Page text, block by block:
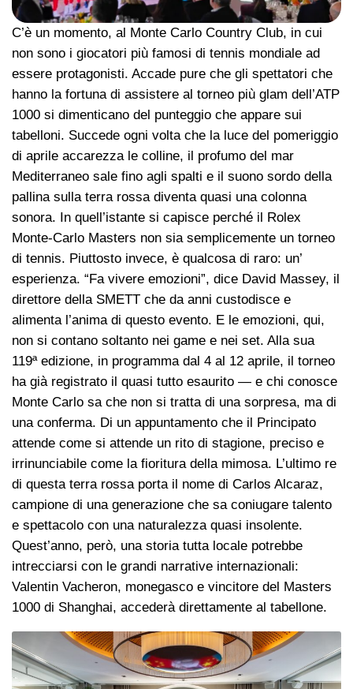
C’è un momento, al Monte Carlo Country Club, in cui
non sono i giocatori più famosi di tennis mondiale ad
essere protagonisti. Accade pure che gli spettatori che
hanno la fortuna di assistere al torneo più glam dell’ATP
1000 si dimenticano del punteggio che appare sui
tabelloni. Succede ogni volta che la luce del pomeriggio
di aprile accarezza le colline, il profumo del mar
Mediterraneo sale fino agli spalti e il suono sordo della
pallina sulla terra rossa diventa quasi una colonna
sonora. In quell’istante si capisce perché il Rolex
Monte-Carlo Masters non sia semplicemente un torneo
di tennis. Piuttosto invece, è qualcosa di raro: un’
esperienza. “Fa vivere emozioni”, dice David Massey, il
direttore della SMETT che da anni custodisce e
alimenta l’anima di questo evento. E le emozioni, qui,
non si contano soltanto nei game e nei set. Alla sua
119ª edizione, in programma dal 4 al 12 aprile, il torneo
ha già registrato il quasi tutto esaurito — e chi conosce
Monte Carlo sa che non si tratta di una sorpresa, ma di
una conferma. Di un appuntamento che il Principato
attende come si attende un rito di stagione, preciso e
irrinunciabile come la fioritura della mimosa. L’ultimo re
di questa terra rossa porta il nome di Carlos Alcaraz,
campione di una generazione che sa coniugare talento
e spettacolo con una naturalezza quasi insolente.
Quest’anno, però, una storia tutta locale potrebbe
intrecciarsi con le grandi narrative internazionali:
Valentin Vacheron, monegasco e vincitore del Masters
1000 di Shanghai, accederà direttamente al tabellone.